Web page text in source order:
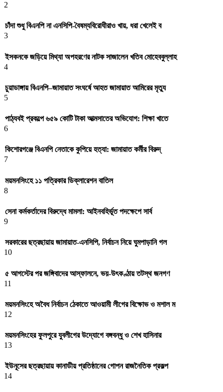
2
চাঁদা শুধু বিএনপি না এনসিপি-বৈষম্যবিরোধীরাও খায়, ধরা খেলেই ব
3
ইসকনকে জড়িয়ে মিথ্যা অপহরণের নাটক সাজালেন খতিব মোহেববুল্লাহ
4
চুয়াডাঙ্গায় বিএনপি–জামায়াত সংঘর্ষে আহত জামায়াত আমিরের মৃত্যু
5
পাঠ্যবই প্রকল্পে ৬৫৯ কোটি টাকা আত্মসাতের অভিযোগ: শিক্ষা খাতে
6
কিশোরগঞ্জে বিএনপি নেতাকে কুপিয়ে হত্যা: জামায়াত কর্মীর বিরুদ্
7
ময়মনসিংহে ১১ পত্রিকার ডিক্লারেশন বাতিল
8
সেনা কর্মকর্তাদের বিরুদ্ধে মামলা: আইনবহির্ভূত পদক্ষেপে সার্ব
9
সরকারের ছত্রছায়ায় জামায়াত-এনসিপি, নির্বাচন নিয়ে ঘুমপাড়ানি গল
10
৫ আগস্টের পর জঙ্গিবাদের আস্ফালনে, ভয়-উৎকণ্ঠায় তটস্থ জনগণ
11
ময়মনসিংহে অবৈধ নির্বাচন ঠেকাতে আওয়ামী লীগের বিক্ষোভ ও মশাল ম
12
ময়মনসিংহের ফুলপুরে যুবলীগের উদ্যোগে বঙ্গবন্ধু ও শেখ হাসিনার
13
ইউনূসের ছত্রছায়ায় কানাডীয় প্রতিষ্ঠানের গোপন রাজনৈতিক প্রকল্প
14